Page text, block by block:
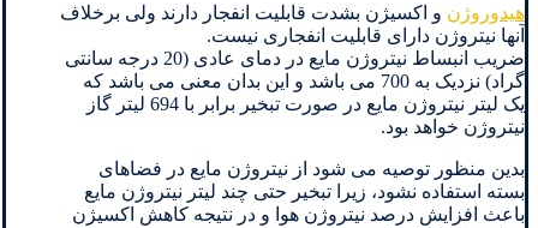
هیدوروژن و اکسیژن بشدت قابلیت انفجار دارند ولی برخلاف
آنها نیتروژن دارای قابلیت انفجاری نیست.
ضریب انبساط نیتروژن مایع در دمای عادی (20 درجه سانتی
گراد) نزدیک به 700 می باشد و این بدان معنی می باشد که
یک لیتر نیتروژن مایع در صورت تبخیر برابر با 694 لیتر گاز
نیتروژن خواهد بود.
بدین منظور توصیه می شود از نیتروژن مایع در فضاهای
بسته استفاده نشود، زیرا تبخیر حتی چند لیتر نیتروژن مایع
باعث افزایش درصد نیتروژن هوا و در نتیجه کاهش اکسیژن